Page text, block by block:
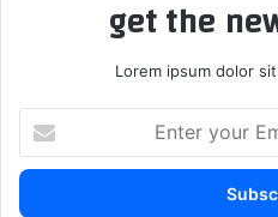
get the
Lorem ipsum dolor
t